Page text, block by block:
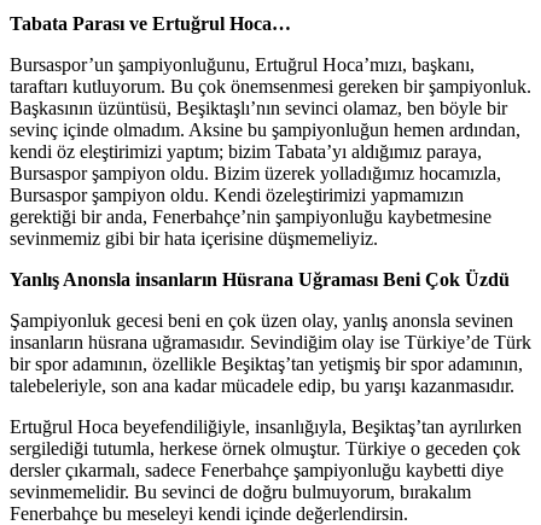
Tabata Parası ve Ertuğrul Hoca…
Bursaspor’un şampiyonluğunu, Ertuğrul Hoca’mızı, başkanı,
taraftarı kutluyorum. Bu çok önemsenmesi gereken bir şampiyonluk.
Başkasının üzüntüsü, Beşiktaşlı’nın sevinci olamaz, ben böyle bir
sevinç içinde olmadım. Aksine bu şampiyonluğun hemen ardından,
kendi öz eleştirimizi yaptım; bizim Tabata’yı aldığımız paraya,
Bursaspor şampiyon oldu. Bizim üzerek yolladığımız hocamızla,
Bursaspor şampiyon oldu. Kendi özeleştirimizi yapmamızın
gerektiği bir anda, Fenerbahçe’nin şampiyonluğu kaybetmesine
sevinmemiz gibi bir hata içerisine düşmemeliyiz.
Yanlış Anonsla insanların Hüsrana Uğraması Beni Çok Üzdü
Şampiyonluk gecesi beni en çok üzen olay, yanlış anonsla sevinen
insanların hüsrana uğramasıdır. Sevindiğim olay ise Türkiye’de Türk
bir spor adamının, özellikle Beşiktaş’tan yetişmiş bir spor adamının,
talebeleriyle, son ana kadar mücadele edip, bu yarışı kazanmasıdır.
Ertuğrul Hoca beyefendiliğiyle, insanlığıyla, Beşiktaş’tan ayrılırken
sergilediği tutumla, herkese örnek olmuştur. Türkiye o geceden çok
dersler çıkarmalı, sadece Fenerbahçe şampiyonluğu kaybetti diye
sevinmemelidir. Bu sevinci de doğru bulmuyorum, bırakalım
Fenerbahçe bu meseleyi kendi içinde değerlendirsin.